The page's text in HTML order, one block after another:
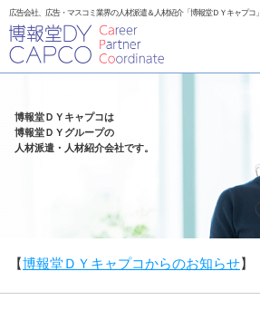
広告会社、広告・マスコミ業界の人材派遣＆人材紹介「博報堂ＤＹキャプコ」
博報堂ＤＹキャプコは
博報堂ＤＹグループの
人材派遣・人材紹介会社です。
【博報堂ＤＹキャプコからのお知らせ】